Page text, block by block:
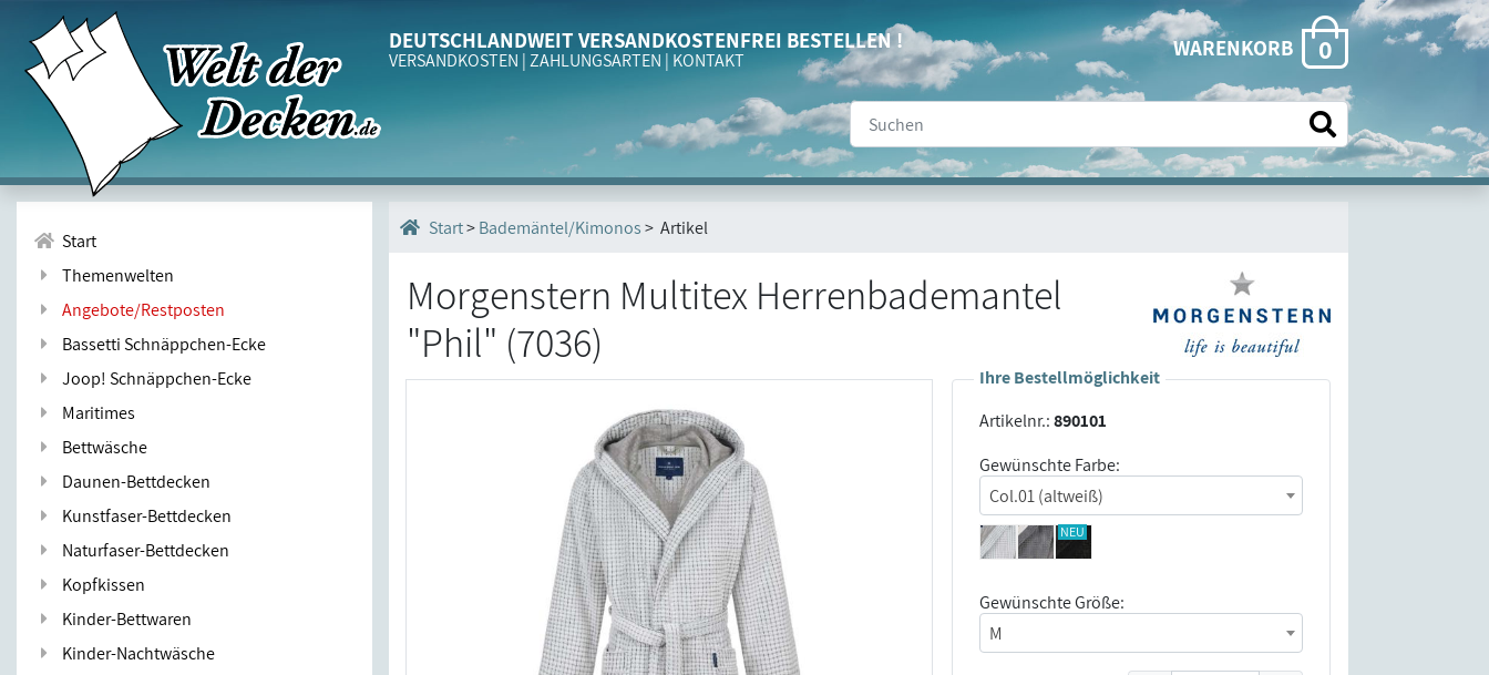
WARENKORB 0
DEUTSCHLANDWEIT VERSANDKOSTENFREI BESTELLEN !
VERSANDKOSTEN |ZAHLUNGSARTEN | KONTAKT
Start
Themenwelten
Angebote/Restposten
Bassetti Schnäppchen-Ecke
Joop! Schnäppchen-Ecke
Maritimes
Bettwäsche
Daunen-Bettdecken
Kunstfaser-Bettdecken
Naturfaser-Bettdecken
Kopfkissen
Kinder-Bettwaren
Kinder-Nachtwäsche
Start>Bademäntel/Kimonos> Artikel
Morgenstern Multitex Herrenbademantel
"Phil" (7036)
Ihre Bestellmöglichkeit
Artikelnr.:890101
Gewünschte Farbe:
Col.01 (altweiß)
Gewünschte Größe:
M